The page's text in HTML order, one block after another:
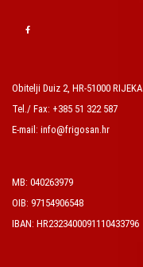
Obitelji Duiz 2, HR-51000 RIJEKA
Tel./ Fax: +385 51 322 587
E-mail: info@frigosan.hr
MB: 040263979
OIB: 97154906548
IBAN: HR2323400091110433796